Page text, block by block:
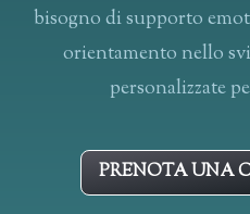
bisogno di supporto
orientamento nello
personalizzate
PRENOTA UNA